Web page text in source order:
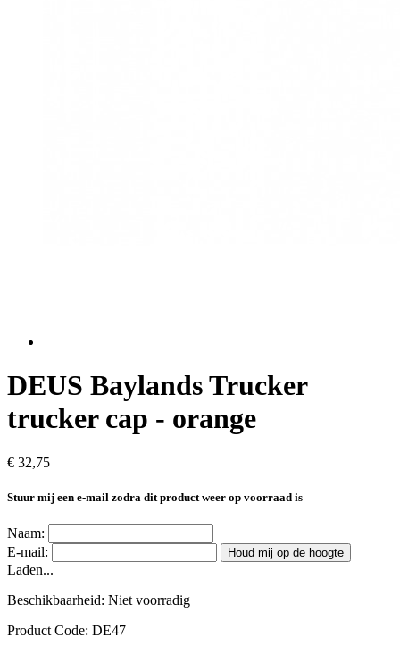
DEUS Baylands Trucker
trucker cap - orange
€ 32,75
Stuur mij een e-mail zodra dit product weer op voorraad is
Naam:
E-mail:
Houd mij op de hoogte
Laden...
Beschikbaarheid: Niet voorradig
Product Code: DE47